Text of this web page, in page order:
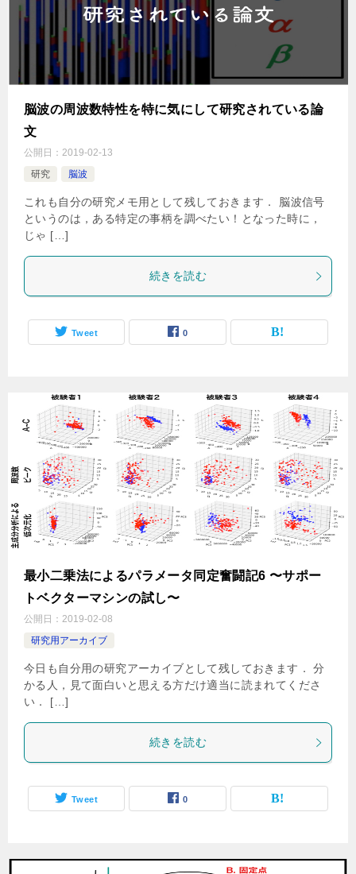
脳波の周波数特性を特に気にして研究されている論
文
公開日： 2019-02-13
研究
脳波
これも自分の研究メモ用として残しておきます． 脳波信号
というのは，ある特定の事柄を調べたい！となった時に，
じゃ […]
続きを読む
Tweet 0
最小二乗法によるパラメータ同定奮闘記6 〜サポー
トベクターマシンの試し〜
公開日： 2019-02-08
研究用アーカイブ
今日も自分用の研究アーカイブとして残しておきます． 分
かる人，見て面白いと思える方だけ適当に読まれてくださ
い． […]
続きを読む
Tweet 0